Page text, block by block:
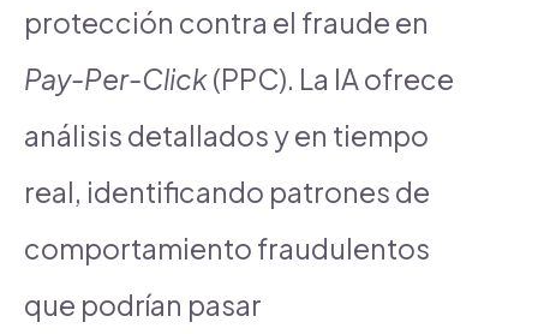
protección contra el fraude en
Pay-Per-Click(PPC). La IA ofrece
análisis detallados y en tiempo
real, identificando patrones de
comportamiento fraudulentos
que podrían pasar